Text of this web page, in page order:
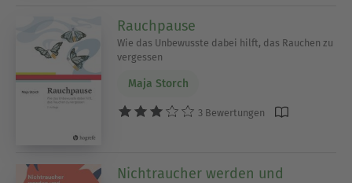
Rauchpause
Wie das Unbewusste dabei hilft, das Rauchen zu
vergessen
Maja Storch
3 Bewertungen
Nichtraucher werden und